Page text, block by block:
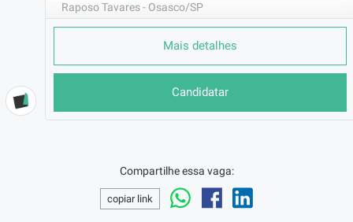
Raposo Tavares - Osasco/SP
REMUNERAÇÃO
VAGA AFIRMATIVA
Construção Civil
BENEFÍCIOS
Candidatar
Mais detalhes
Compartilhe essa vaga:
copiar link